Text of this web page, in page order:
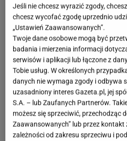
Jeśli nie chcesz wyrazić zgody,
chcesz wycofać zgodę uprzednio
„Ustawień Zaawansowanych”.
Twoje dane osobowe mogą być
badania i mierzenia informacji
serwisów i aplikacji lub łączone z
Tobie usług. W określonych
danych nie wymaga zgody i odbywa
uzasadniony interes Gazeta.pl, jej
S.A. – lub Zaufanych Partnerów.
możesz się sprzeciwić, przechodząc
Zaawansowanych” lub przez
zależności od zakresu sprzeciwu i